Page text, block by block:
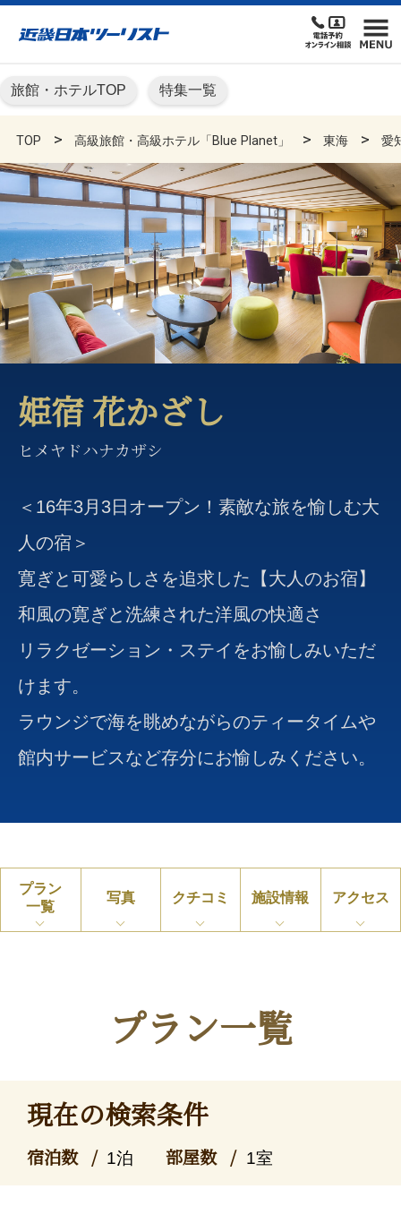
旅館・ホテルTOP 特集一覧
TOP 高級旅館・高級ホテル「Blue Planet」 東海 愛
姫宿 花かざし
ヒメヤドハナカザシ
＜16年3月3日オープン！素敵な旅を愉しむ大
人の宿＞
寛ぎと可愛らしさを追求した【大人のお宿】
和風の寛ぎと洗練された洋風の快適さ
リラクゼーション・ステイをお愉しみいただ
けます。
ラウンジで海を眺めながらのティータイムや
館内サービスなど存分にお愉しみください。
プラン
一覧
写真 クチコミ 施設情報 アクセス
プラン一覧
現在の検索条件
宿泊数 1泊 部屋数 1室